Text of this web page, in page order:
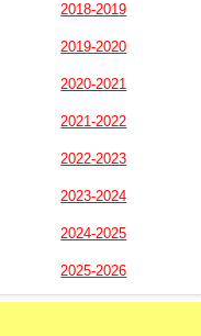
2018-2019
2019-2020
2020-2021
2021-2022
2022-2023
2023-2024
2024-2025
2025-2026